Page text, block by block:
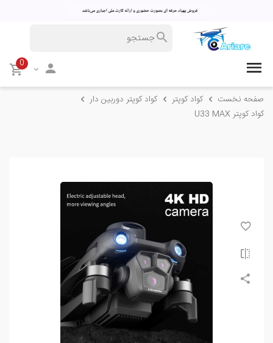
0
صفحه نخست کواد کوپتر
کواد کوپتر دوربین دار
کواد کوپتر U33 MAX